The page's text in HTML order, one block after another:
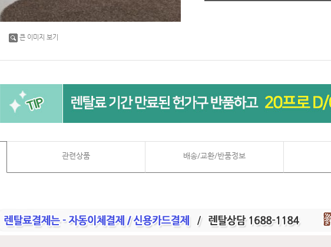
큰 이미지 보기
관련상품 배송/교환/반품정보